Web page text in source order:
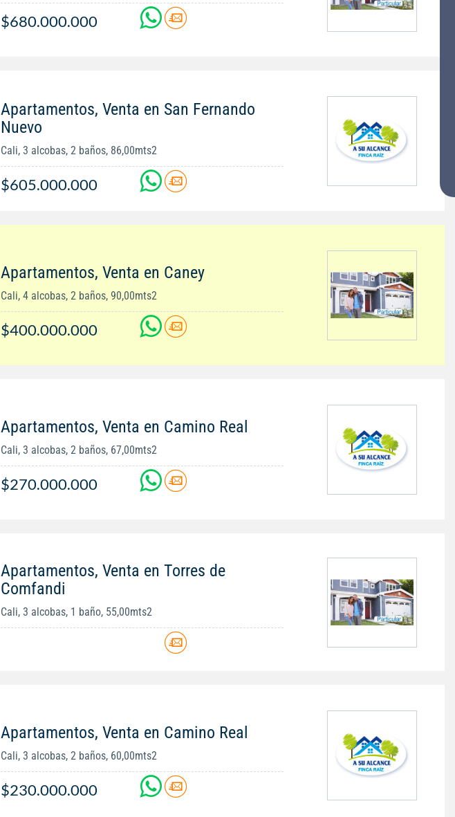
$680.000.000
Apartamentos, Venta en San Fernando
Nuevo
Cali, 3 alcobas, 2 baños, 86,00mts2
$605.000.000
Apartamentos, Venta en Caney
Cali, 4 alcobas, 2 baños, 90,00mts2
$400.000.000
Apartamentos, Venta en Camino Real
Cali, 3 alcobas, 2 baños, 67,00mts2
$270.000.000
Apartamentos, Venta en Torres de
Comfandi
Cali, 3 alcobas, 1 baño, 55,00mts2
Apartamentos, Venta en Camino Real
Cali, 3 alcobas, 2 baños, 60,00mts2
$230.000.000